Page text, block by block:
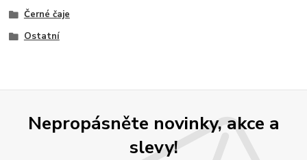
Černé čaje
Ostatní
Nepropásněte novinky, akce a
slevy!